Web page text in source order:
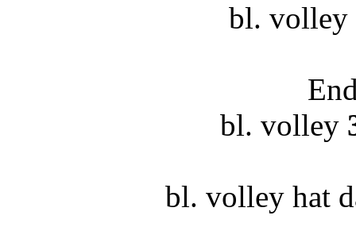
bl. volley
bl. volley
bl. volley hat